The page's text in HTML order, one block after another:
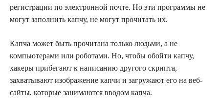
регистрации по электронной почте. Но эти программы не
могут заполнить капчу, не могут прочитать их.
Капча может быть прочитана только людьми, а не
компьютерами или роботами. Но, чтобы обойти капчу,
хакеры прибегают к написанию другого скрипта,
захватывают изображение капчи и загружают его на веб-
сайты, которые занимаются вводом капчa.